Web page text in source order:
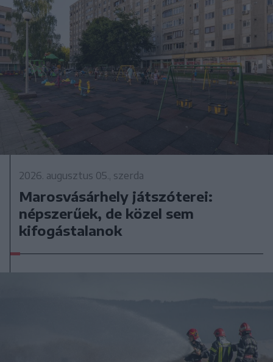
2026. augusztus 05., szerda
Marosvásárhely játszóterei:
népszerűek, de közel sem
kifogástalanok